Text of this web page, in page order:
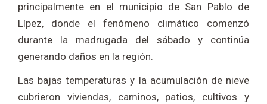
principalmente en el municipio de San Pablo de
Lípez, donde el fenómeno climático comenzó
durante la madrugada del sábado y continúa
generando daños en la región.
Las bajas temperaturas y la acumulación de nieve
cubrieron viviendas, caminos, patios, cultivos y